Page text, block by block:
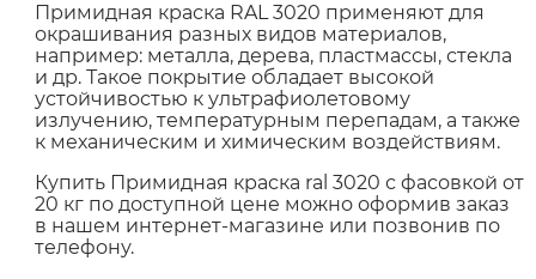
Примидная краска RAL 3020 применяют для
окрашивания разных видов материалов,
например: металла, дерева, пластмассы, стекла
и др. Такое покрытие обладает высокой
устойчивостью к ультрафиолетовому
излучению, температурным перепадам, а также
к механическим и химическим воздействиям.
Купить Примидная краска ral 3020 с фасовкой от
20 кг по доступной цене можно оформив заказ
в нашем интернет-магазине или позвонив по
телефону.